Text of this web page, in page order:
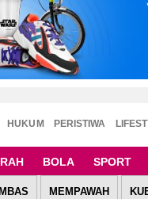
HUKUM PERISTIWA
BOLA SPORT
MEMPAWAH